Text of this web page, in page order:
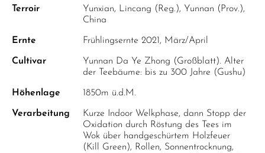
Terroir
Yunxian, Lincang (Reg.), Yunnan (Prov.),
China
Ernte Frühlingsernte 2021, März/April
Cultivar
Yunnan Da Ye Zhong (Großblatt). Alter
der Teebäume: bis zu 300 Jahre (Gushu)
Höhenlage 1850m ü.d.M.
Verarbeitung
Kurze Indoor Welkphase, dann Stopp der
Oxidation durch Röstung des Tees im
Wok über handgeschürtem Holzfeuer
(Kill Green), Rollen, Sonnentrocknung,